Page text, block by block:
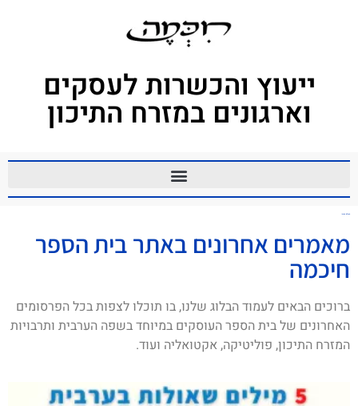
ייעוץ והכשרות לעסקים
וארגונים במזרח התיכון
העולם הערבי
מאמרים אחרונים באתר בית הספר
חיכמה
ברוכים הבאים לעמוד הבלוג שלנו, בו תוכלו לצפות בכל הפרסומים
האחרונים של בית הספר העוסקים במיוחד בשפה הערבית ותרבויות
המזרח התיכון, פוליטיקה, אקטואליה ועוד.